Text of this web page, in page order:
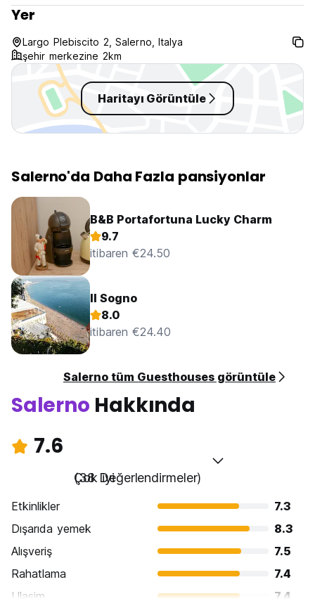
Yer
Largo Plebiscito 2, Salerno, Italya
şehir merkezine 2km
Haritayı Görüntüle
Salerno'da Daha Fazla pansiyonlar
B&B Portafortuna Lucky Charm
9.7
itibaren €24.50
Il Sogno
8.0
itibaren €24.40
Salerno tüm Guesthouses görüntüle
Salerno Hakkında
7.6
Çok iyi
(38 Değerlendirmeler)
Etkinlikler
7.3
Dışarıda yemek
8.3
Alışveriş
7.5
Rahatlama
7.4
Ulasim
7.4